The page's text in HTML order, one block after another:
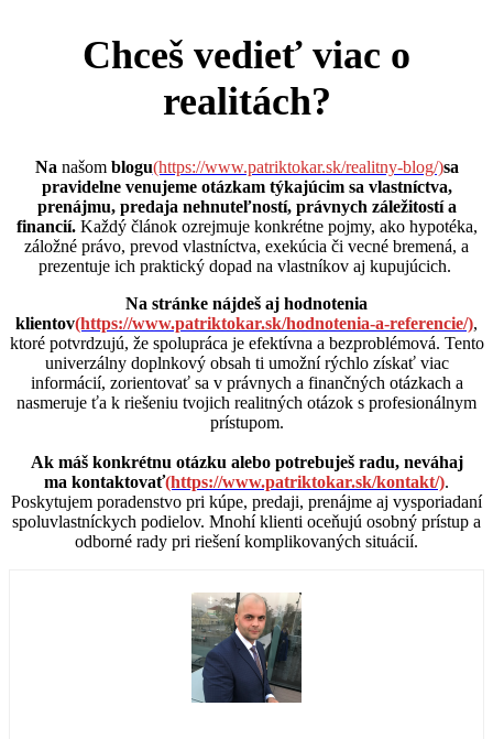
Chceš vedieť viac o
realitách?
Na našomblogu(https://www.patriktokar.sk/realitny-blog/)sa
pravidelne venujeme otázkam týkajúcim sa vlastníctva,
prenájmu, predaja nehnuteľností, právnych záležitostí a
financií. Každý článok ozrejmuje konkrétne pojmy, ako hypotéka,
záložné právo, prevod vlastníctva, exekúcia či vecné bremená, a
prezentuje ich praktický dopad na vlastníkov aj kupujúcich.
Na stránke nájdeš aj hodnotenia
klientov(https://www.patriktokar.sk/hodnotenia-a-referencie/),
ktoré potvrdzujú, že spolupráca je efektívna a bezproblémová. Tento
univerzálny doplnkový obsah ti umožní rýchlo získať viac
informácií, zorientovať sa v právnych a finančných otázkach a
nasmeruje ťa k riešeniu tvojich realitných otázok s profesionálnym
prístupom.
Ak máš konkrétnu otázku alebo potrebuješ radu, neváhaj
ma kontaktovať(https://www.patriktokar.sk/kontakt/).
Poskytujem poradenstvo pri kúpe, predaji, prenájme aj vysporiadaní
spoluvlastníckych podielov. Mnohí klienti oceňujú osobný prístup a
odborné rady pri riešení komplikovaných situácií.